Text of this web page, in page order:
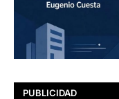
PUBLICIDAD